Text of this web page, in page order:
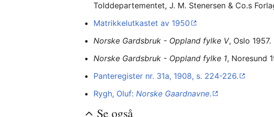
Tolddepartementet, J. M. Stenersen & Co.s
Matrikkelutkastet av 1950
Norske Gardsbruk - Oppland fylke V, Oslo 1957.
Norske Gardsbruk - Oppland fylke 1, Noresund
Panteregister nr. 31a, 1908, s. 224-226.
Rygh, Oluf:Norske Gaardnavne.
Se også